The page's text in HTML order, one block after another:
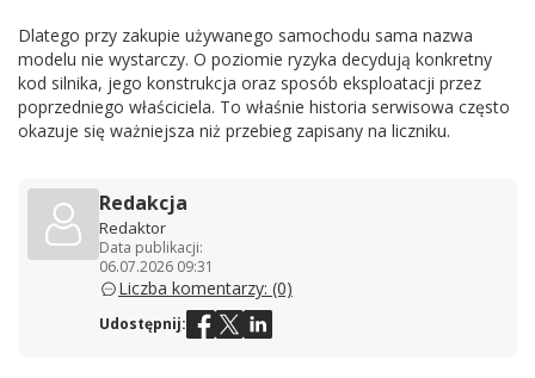
Dlatego przy zakupie używanego samochodu sama nazwa
modelu nie wystarczy. O poziomie ryzyka decydują konkretny
kod silnika, jego konstrukcja oraz sposób eksploatacji przez
poprzedniego właściciela. To właśnie historia serwisowa często
okazuje się ważniejsza niż przebieg zapisany na liczniku.
Redakcja
Redaktor
Data publikacji:
06.07.2026 09:31
Liczba komentarzy: (0)
Udostępnij: